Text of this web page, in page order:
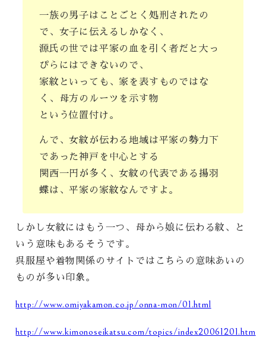
一族の男子はことごとく処刑されたの
で、女子に伝えるしかなく、
源氏の世では平家の血を引く者だと大っ
ぴらにはできないので、
家紋といっても、家を表すものではな
く、母方のルーツを示す物
という位置付け。
んで、女紋が伝わる地域は平家の勢力下
であった神戸を中心とする
関西一円が多く、女紋の代表である揚羽
蝶は、平家の家紋なんですよ。
しかし女紋にはもう一つ、母から娘に伝わる紋、と
いう意味もあるそうです。
呉服屋や着物関係のサイトではこちらの意味あいの
ものが多い印象。
http://www.omiyakamon.co.jp/onna-mon/01.html
http://www.kimonoseikatsu.com/topics/index20061201.htm